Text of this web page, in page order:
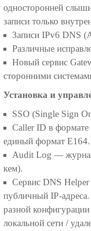
односторонней
записи только
Записи IPv6 DNS
Различные
Новый сервис
сторонними
Установка и
SSO (Single Sign
Caller ID в
единый формат E164.
Audit Log —
кем).
Сервис DNS Helper
публичный IP-
разной
локальной сети /